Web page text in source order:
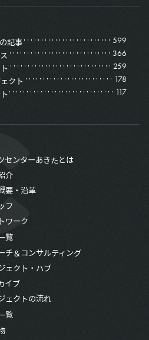
記事 599
366
259
クト 178
117
センターあきたとは
介
要・沿革
フ
ワーク
覧
チ＆コンサルティング
ェクト・ハブ
イブ
ェクトの流れ
覧